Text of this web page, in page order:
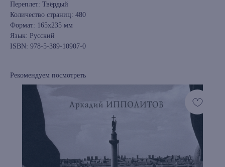
Переплет: Твёрдый
Количество страниц: 480
Формат: 165х235 мм
Язык: Русский
ISBN: 978-5-389-10907-0
Рекомендуем посмотреть